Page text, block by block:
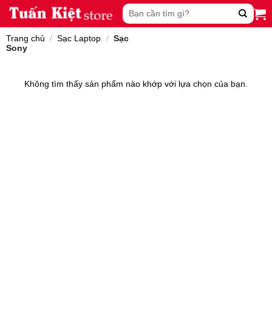
Skip
Tìm
kiếm:
Trang chủ / Sạc Laptop / Sạc
Sony
Không tìm thấy sản phẩm nào khớp với lựa chọn của bạn.